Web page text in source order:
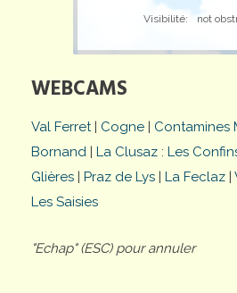
Visibilité: not
WEBCAMS
Val Ferret| Cogne | Contamines
Bornand | La Clusaz : Les
Glières | Praz de Lys | La Feclaz |
Les Saisies
"Echap" (ESC) pour annuler